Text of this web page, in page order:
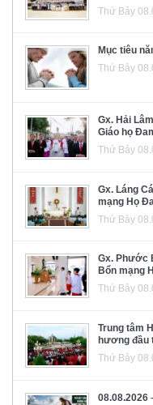
Thứ Bảy
Mục tiêu
Thứ Bảy
Gx. Hải
Giáo họ
Thứ Bảy
Gx. Láng
mạng Họ
Thứ Bảy
Gx. Phước
Bổn mạng
Thứ Bảy
Trung tâm
hương đầu
Thứ Bảy
08.08.2026